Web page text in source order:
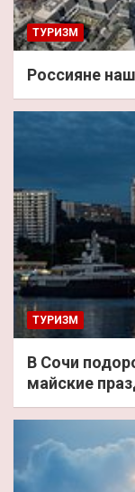
ТУРИЗМ
Россияне
ТУРИЗМ
В Сочи
майские